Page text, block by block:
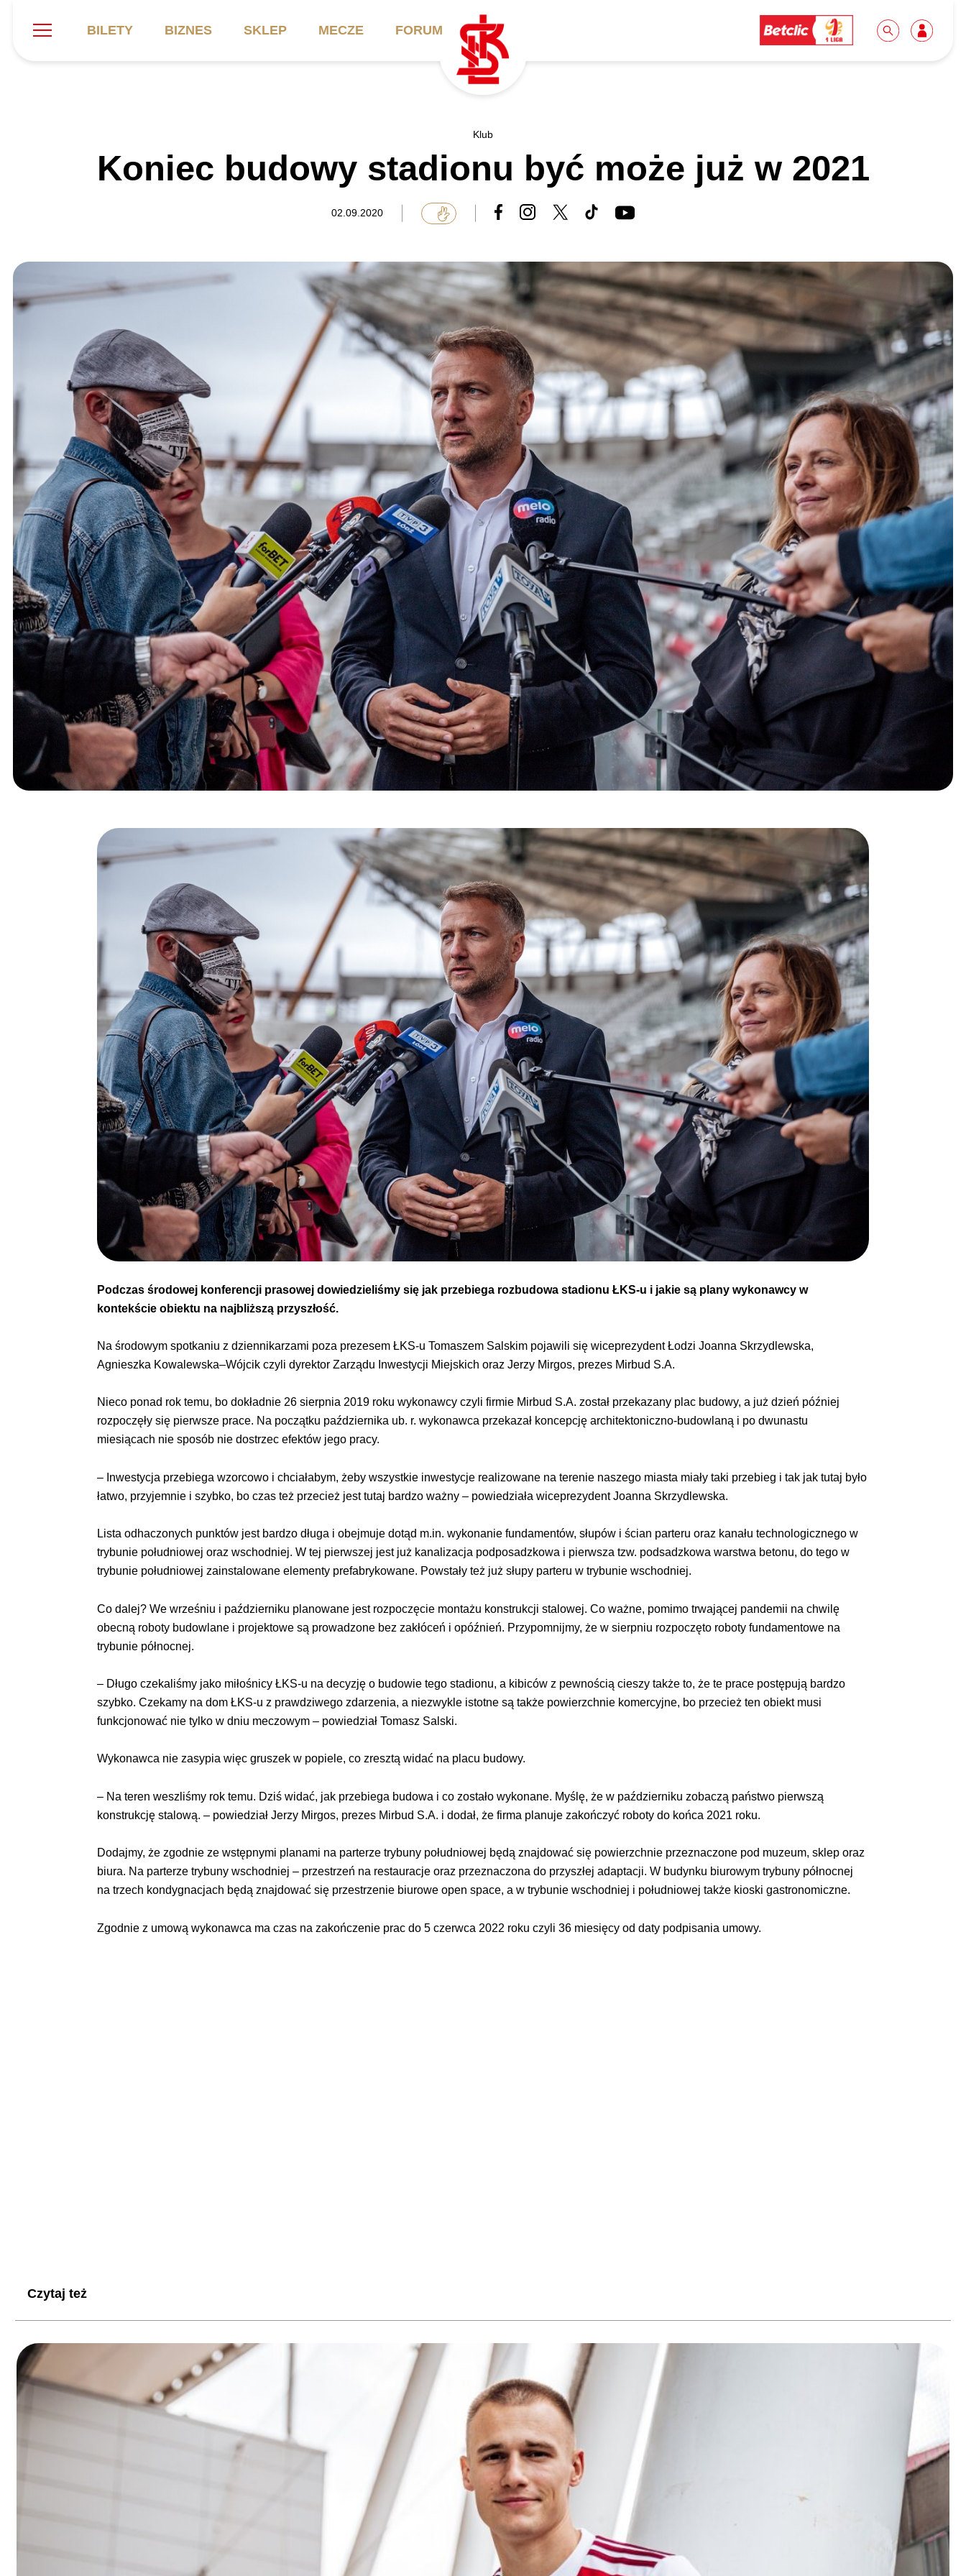
BILETY BIZNES SKLEP MECZE FORUM
Informacje ogólne
Symbole klubu
Sprawozdania
Ochrona dzieci
Kadra
Aktualności Karnety
FAQ
Regulaminy
Aktualności
Kadra trenerska
ŁKS II
Drużyny Akademii
ŁKS Schools
Staże w Akademii ŁKS
Kluby partnerskie
Kontakt
Bilety VIP/Skybox
Oferta komercyjna
Ełkaesiacki Klub
Urodziny w Skybox
Biuro prasowe
Do pobrania
Idę pierwszy raz!
Wycieczki
Wolontariat
Patronite
Kolorowanki
SKLEP KUP BILET
Klub
Koniec budowy stadionu być może już w 2021
02.09.2020
Podczas środowej konferencji prasowej dowiedzieliśmy się jak przebiega rozbudowa stadionu ŁKS-u i jakie są plany wykonawcy w
kontekście obiektu na najbliższą przyszłość.
Na środowym spotkaniu z dziennikarzami poza prezesem ŁKS-u Tomaszem Salskim pojawili się wiceprezydent Łodzi Joanna Skrzydlewska,
Agnieszka Kowalewska–Wójcik czyli dyrektor Zarządu Inwestycji Miejskich oraz Jerzy Mirgos, prezes Mirbud S.A.
Nieco ponad rok temu, bo dokładnie 26 sierpnia 2019 roku wykonawcy czyli firmie Mirbud S.A. został przekazany plac budowy, a już dzień później
rozpoczęły się pierwsze prace. Na początku października ub. r. wykonawca przekazał koncepcję architektoniczno-budowlaną i po dwunastu
miesiącach nie sposób nie dostrzec efektów jego pracy.
– Inwestycja przebiega wzorcowo i chciałabym, żeby wszystkie inwestycje realizowane na terenie naszego miasta miały taki przebieg i tak jak tutaj było
łatwo, przyjemnie i szybko, bo czas też przecież jest tutaj bardzo ważny – powiedziała wiceprezydent Joanna Skrzydlewska.
Lista odhaczonych punktów jest bardzo długa i obejmuje dotąd m.in. wykonanie fundamentów, słupów i ścian parteru oraz kanału technologicznego w
trybunie południowej oraz wschodniej. W tej pierwszej jest już kanalizacja podposadzkowa i pierwsza tzw. podsadzkowa warstwa betonu, do tego w
trybunie południowej zainstalowane elementy prefabrykowane. Powstały też już słupy parteru w trybunie wschodniej.
Co dalej? We wrześniu i październiku planowane jest rozpoczęcie montażu konstrukcji stalowej. Co ważne, pomimo trwającej pandemii na chwilę
obecną roboty budowlane i projektowe są prowadzone bez zakłóceń i opóźnień. Przypomnijmy, że w sierpniu rozpoczęto roboty fundamentowe na
trybunie północnej.
– Długo czekaliśmy jako miłośnicy ŁKS-u na decyzję o budowie tego stadionu, a kibiców z pewnością cieszy także to, że te prace postępują bardzo
szybko. Czekamy na dom ŁKS-u z prawdziwego zdarzenia, a niezwykle istotne są także powierzchnie komercyjne, bo przecież ten obiekt musi
funkcjonować nie tylko w dniu meczowym – powiedział Tomasz Salski.
Wykonawca nie zasypia więc gruszek w popiele, co zresztą widać na placu budowy.
– Na teren weszliśmy rok temu. Dziś widać, jak przebiega budowa i co zostało wykonane. Myślę, że w październiku zobaczą państwo pierwszą
konstrukcję stalową. – powiedział Jerzy Mirgos, prezes Mirbud S.A. i dodał, że firma planuje zakończyć roboty do końca 2021 roku.
Dodajmy, że zgodnie ze wstępnymi planami na parterze trybuny południowej będą znajdować się powierzchnie przeznaczone pod muzeum, sklep oraz
biura. Na parterze trybuny wschodniej – przestrzeń na restauracje oraz przeznaczona do przyszłej adaptacji. W budynku biurowym trybuny północnej
na trzech kondygnacjach będą znajdować się przestrzenie biurowe open space, a w trybunie wschodniej i południowej także kioski gastronomiczne.
Zgodnie z umową wykonawca ma czas na zakończenie prac do 5 czerwca 2022 roku czyli 36 miesięcy od daty podpisania umowy.
Czytaj też